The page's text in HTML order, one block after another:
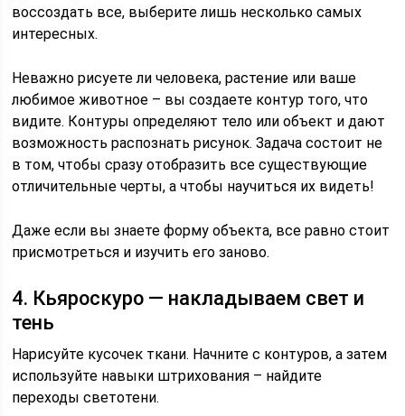
воссоздать все, выберите лишь несколько самых
интересных.
Неважно рисуете ли человека, растение или ваше
любимое животное – вы создаете контур того, что
видите. Контуры определяют тело или объект и дают
возможность распознать рисунок. Задача состоит не
в том, чтобы сразу отобразить все существующие
отличительные черты, а чтобы научиться их видеть!
Даже если вы знаете форму объекта, все равно стоит
присмотреться и изучить его заново.
4. Кьяроскуро — накладываем свет и
тень
Нарисуйте кусочек ткани. Начните с контуров, а затем
используйте навыки штрихования – найдите
переходы светотени.